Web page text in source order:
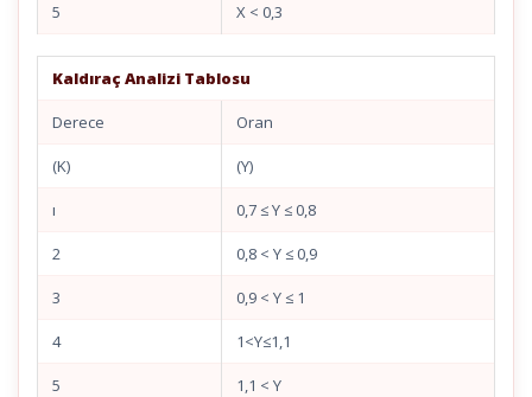
5 X < 0,3
Kaldıraç Analizi Tablosu
Derece Oran
(K) (Y)
ı 0,7 ≤ Y ≤ 0,8
2 0,8 < Y ≤ 0,9
3 0,9 < Y ≤ 1
4 1<Y≤1,1
5 1,1 < Y